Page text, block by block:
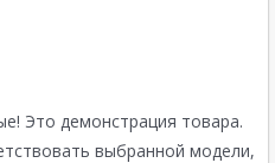
Это демонстрация товара.
выбранной модели,